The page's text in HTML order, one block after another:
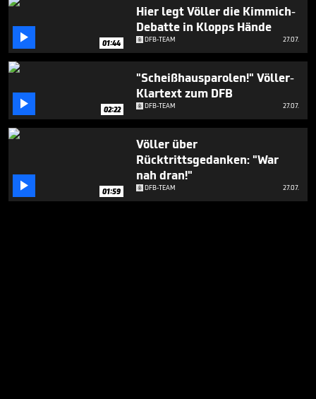
 01:44
Hier legt Völler die Kimmich-
Debatte in Klopps Hände
DFB-TEAM 27.07.
 02:22
"Scheißhausparolen!" Völler-
Klartext zum DFB
DFB-TEAM 27.07.
 01:59
Völler über
Rücktrittsgedanken: "War
nah dran!"
DFB-TEAM 27.07.